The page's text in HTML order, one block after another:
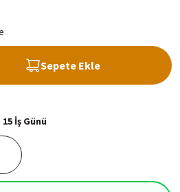
Sepete Ekle
İş Günü